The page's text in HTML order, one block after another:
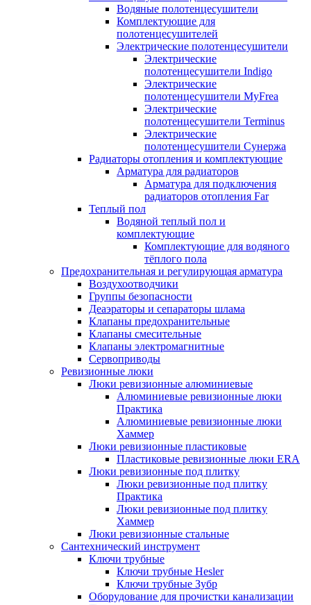
Водяные полотенцесушители
Комплектующие для
полотенцесушителей
Электрические полотенцесушители
Электрические
полотенцесушители Indigo
Электрические
полотенцесушители MyFrea
Электрические
полотенцесушители Terminus
Электрические
полотенцесушители Сунержа
Радиаторы отопления и комплектующие
Арматура для радиаторов
Арматура для подключения
радиаторов отопления Far
Теплый пол
Водяной теплый пол и
комплектующие
Комплектующие для водяного
тёплого пола
Предохранительная и регулирующая арматура
Воздухоотводчики
Группы безопасности
Деаэраторы и сепараторы шлама
Клапаны предохранительные
Клапаны смесительные
Клапаны электромагнитные
Сервоприводы
Ревизионные люки
Люки ревизионные алюминиевые
Алюминиевые ревизионные люки
Практика
Алюминиевые ревизионные люки
Хаммер
Люки ревизионные пластиковые
Пластиковые ревизионные люки ERA
Люки ревизионные под плитку
Люки ревизионные под плитку
Практика
Люки ревизионные под плитку
Хаммер
Люки ревизионные стальные
Сантехнический инструмент
Ключи трубные
Ключи трубные Hesler
Ключи трубные Зубр
Оборудование для прочистки канализации